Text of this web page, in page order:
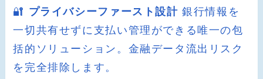
🔐 プライバシーファースト設計 銀行情報を
一切共有せずに支払い管理ができる唯一の包
括的ソリューション。金融データ流出リスク
を完全排除します。